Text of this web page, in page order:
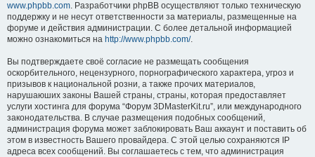
www.phpbb.com. Разработчики phpBB осуществляют только техническую
поддержку и не несут ответственности за материалы, размещенные на
форуме и действия администрации. С более детальной информацией
можно ознакомиться на http://www.phpbb.com/.
Вы подтверждаете своё согласие не размещать сообщения
оскорбительного, нецензурного, порнографического характера, угроз и
призывов к национальной розни, а также прочих материалов,
нарушаюших законы Вашей страны, страны, которая предоставляет
услуги хостинга для форума “Форум 3DMasterKit.ru”, или международного
законодательства. В случае размещения подобных сообщений,
администрация форума может заблокировать Ваш аккаунт и поставить об
этом в известность Вашего провайдера. С этой целью сохраняются IP
адреса всех сообщений. Вы соглашаетесь с тем, что администрация